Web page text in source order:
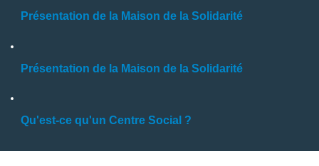
Présentation de la Maison de la Solidarité
Présentation de la Maison de la Solidarité
Qu'est-ce qu'un Centre Social ?